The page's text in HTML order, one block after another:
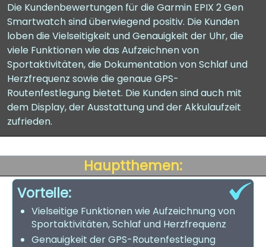
Die Kundenbewertungen für die Garmin EPIX 2 Gen
Smartwatch sind überwiegend positiv. Die Kunden
loben die Vielseitigkeit und Genauigkeit der Uhr, die
viele Funktionen wie das Aufzeichnen von
Sportaktivitäten, die Dokumentation von Schlaf und
Herzfrequenz sowie die genaue GPS-
Routenfestlegung bietet. Die Kunden sind auch mit
dem Display, der Ausstattung und der Akkulaufzeit
zufrieden.
Hauptthemen:
Vorteile:
Vielseitige Funktionen wie Aufzeichnung von
Sportaktivitäten, Schlaf und Herzfrequenz
Genauigkeit der GPS-Routenfestlegung